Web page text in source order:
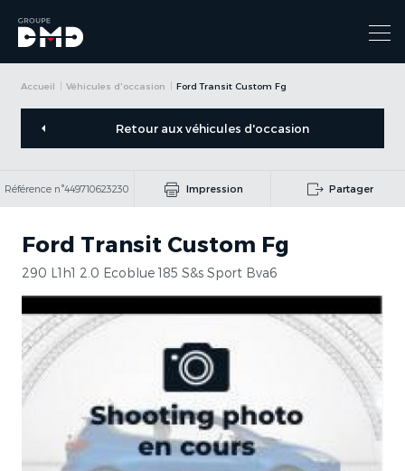
Accueil Véhicules d'occasion Ford Transit Custom Fg
Retour aux véhicules d'occasion
Référence n°449710623230 Impression Partager
Ford Transit Custom Fg
290 L1h1 2.0 Ecoblue 185 S&s Sport Bva6